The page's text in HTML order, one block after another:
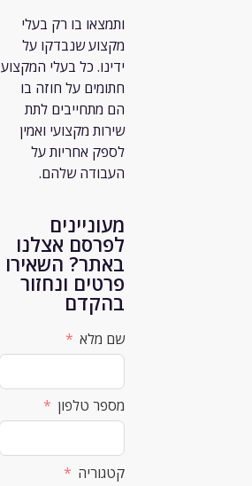
ותמצאו בו רק בעלי
מקצוע שנבדקו על
ידינו. כל בעלי המקצוע
חתומים על חוזה בו
הם מתחייבים לתת
שירות מקצועי ואמין
לספק אחריות על
העבודה שלהם.
מעוניינים
לפרסם אצלנו
באתר? השאירו
פרטים ונחזור
בהקדם
שם מלא
מספר טלפון
קטגוריה